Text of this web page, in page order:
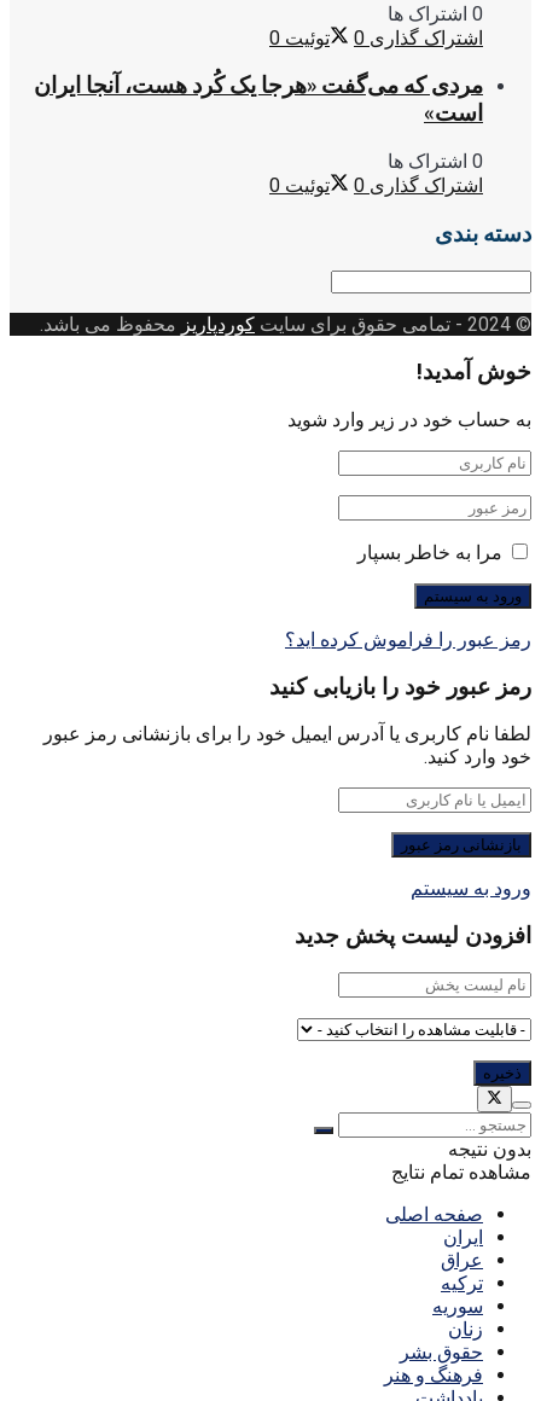
0 اشتراک ها
اشتراک گذاری 0 توئیت 0
مردی که می‌گفت «هرجا یک کُرد هست، آنجا ایران
است»
0 اشتراک ها
اشتراک گذاری 0 توئیت 0
دسته بندی
© 2024
- تمامی حقوق برای سایت کوردپاریز محفوظ می باشد.
خوش آمدید!
به حساب خود در زیر وارد شوید
مرا به خاطر بسپار
رمز عبور را فراموش کرده اید؟
رمز عبور خود را بازیابی کنید
لطفا نام کاربری یا آدرس ایمیل خود را برای بازنشانی رمز عبور
خود وارد کنید.
ورود به سیستم
افزودن لیست پخش جدید
بدون نتیجه
مشاهده تمام نتایج
صفحه اصلی
ایران
عراق
ترکیه
سوریه
زنان
حقوق بشر
فرهنگ و هنر